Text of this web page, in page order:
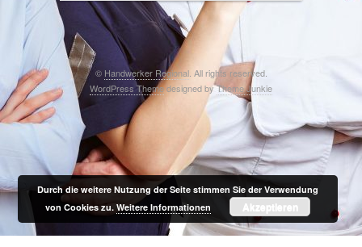
© Handwerker Regional. All rights reserved.
WordPress Themedesigned byTheme Junkie
Durch die weitere Nutzung der Seite stimmen Sie der Verwendung
von Cookies zu.Weitere Informationen Akzeptieren